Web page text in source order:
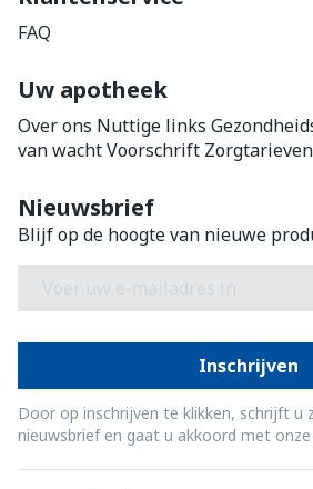
FAQ
Uw apotheek
Over ons Nuttige links
van wachtVoorschrift Zorgtarieven
Nieuwsbrief
Blijf op de hoogte van nieuwe
Inschrijven
Door op inschrijven te klikken, schrijft u
nieuwsbrief en gaat u akkoord met onze